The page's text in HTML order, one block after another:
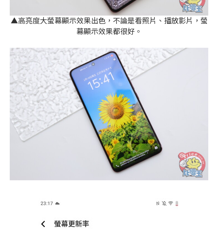
▲高亮度大螢幕顯示效果出色，不論是看照片、播放影片，螢
幕顯示效果都很好。